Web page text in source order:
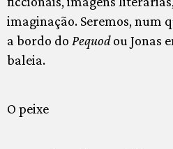
imaginação. Seremos, num
a bordo do Pequodou Jonas
baleia.
O peixe